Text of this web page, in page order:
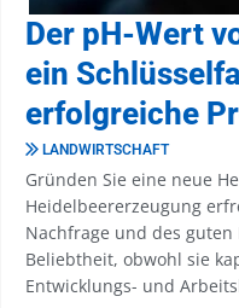
Der pH-Wert
ein
erfolgreiche
LANDWIRTSCHAFT
Gründen Sie eine neue
Heidelbeererzeugung
Nachfrage und des
Beliebtheit, obwohl sie
Entwicklungs- und